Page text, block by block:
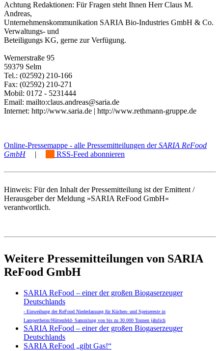
Achtung Redaktionen: Für Fragen steht Ihnen Herr Claus M.
Andreas,
Unternehmenskommunikation SARIA Bio-Industries GmbH & Co.
Verwaltungs- und
Beteiligungs KG, gerne zur Verfügung.
Wernerstraße 95
59379 Selm
Tel.: (02592) 210-166
Fax: (02592) 210-271
Mobil: 0172 - 5231444
Email: mailto:claus.andreas@saria.de
Internet: http://www.saria.de | http://www.rethmann-gruppe.de
Online-Pressemappe - alle Pressemitteilungen derSARIA ReFood
GmbH
| RSS-Feed abonnieren
Hinweis: Für den Inhalt der Pressemitteilung ist der Emittent /
Herausgeber der Meldung »SARIA ReFood GmbH«
verantwortlich.
Weitere Pressemitteilungen von SARIA
ReFood GmbH
SARIA ReFood – einer der großen Biogaserzeuger
Deutschlands
- Einweihung der ReFood Niederlassung für Küchen- und Speisereste in
Lampertheim/Hüttenfeld- Sammlung von bis zu 30.000 Tonnen jährlich
SARIA ReFood – einer der großen Biogaserzeuger
Deutschlands
SARIA ReFood „gibt Gas!“